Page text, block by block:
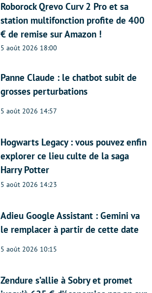
Roborock Qrevo Curv 2 Pro et sa
station multifonction profite de 400
€ de remise sur Amazon !
5 août 2026 18:00
Panne Claude : le chatbot subit de
grosses perturbations
5 août 2026 14:57
Hogwarts Legacy : vous pouvez enfin
explorer ce lieu culte de la saga
Harry Potter
5 août 2026 14:23
Adieu Google Assistant : Gemini va
le remplacer à partir de cette date
5 août 2026 10:15
Zendure s’allie à Sobry et promet